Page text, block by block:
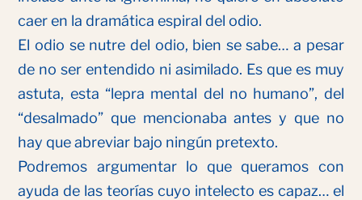
caer en la dramática espiral del odio.
El odio se nutre del odio, bien se sabe… a pesar
de no ser entendido ni asimilado. Es que es muy
astuta, esta “lepra mental del no humano”, del
“desalmado” que mencionaba antes y que no
hay que abreviar bajo ningún pretexto.
Podremos argumentar lo que queramos con
ayuda de las teorías cuyo intelecto es capaz… el